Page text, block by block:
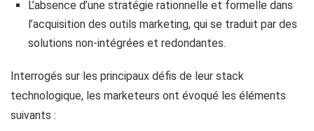
L’absence d’une stratégie rationnelle et formelle dans
l’acquisition des outils marketing, qui se traduit par des
solutions non-intégrées et redondantes.
Interrogés sur les principaux défis de leur stack
technologique, les marketeurs ont évoqué les éléments
suivants :